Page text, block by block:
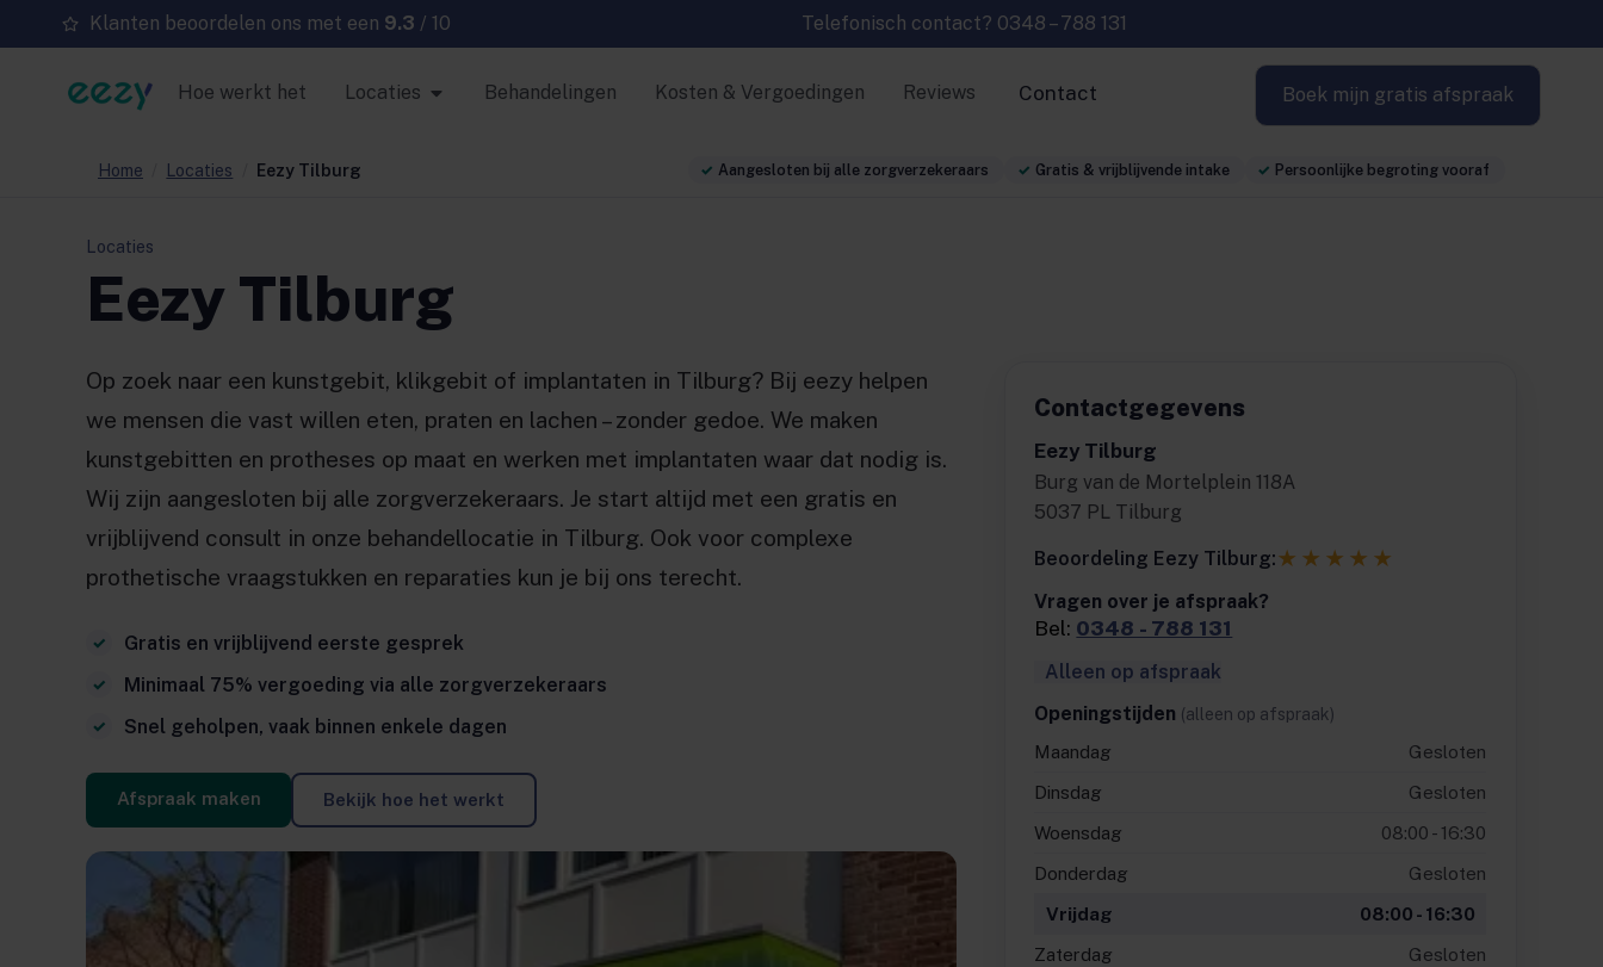
Klanten beoordelen ons met een 9.3 / 10 Telefonisch contact? 0348 – 788 131
Hoe werkt het Locaties Behandelingen Kosten & Vergoedingen Reviews Contact Boek mijn gratis afspraak
Home Locaties Eezy Tilburg Aangesloten bij alle zorgverzekeraars Gratis & vrijblijvende intake Persoonlijke begroting vooraf
Locaties
Eezy Tilburg
Op zoek naar een kunstgebit, klikgebit of implantaten in Tilburg? Bij eezy helpen
we mensen die vast willen eten, praten en lachen – zonder gedoe. We maken
kunstgebitten en protheses op maat en werken met implantaten waar dat nodig is.
Wij zijn aangesloten bij alle zorgverzekeraars. Je start altijd met een gratis en
vrijblijvend consult in onze behandellocatie in Tilburg. Ook voor complexe
prothetische vraagstukken en reparaties kun je bij ons terecht.
Gratis en vrijblijvend eerste gesprek
Minimaal 75% vergoeding via alle zorgverzekeraars
Snel geholpen, vaak binnen enkele dagen
Afspraak maken Bekijk hoe het werkt
Contactgegevens
Eezy Tilburg
Burg van de Mortelplein 118A
5037 PL Tilburg
Beoordeling Eezy Tilburg:★★★★★
Vragen over je afspraak?
Bel: 0348 - 788 131
Alleen op afspraak
Openingstijden (alleen op afspraak)
Maandag
Gesloten
Dinsdag
Gesloten
Woensdag
08:00 - 16:30
Donderdag
Gesloten
Vrijdag
08:00 - 16:30
Zaterdag
Gesloten